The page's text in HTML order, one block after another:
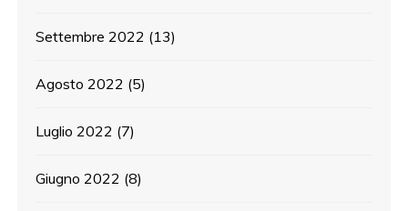
Settembre 2022 (13)
Agosto 2022 (5)
Luglio 2022 (7)
Giugno 2022 (8)